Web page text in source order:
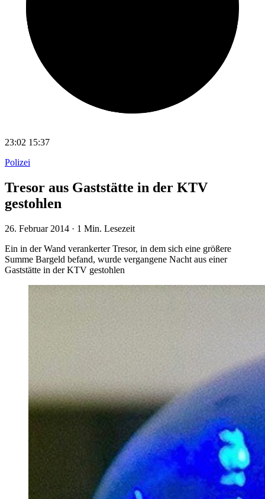
23:02 15:37
Polizei
Tresor aus Gaststätte in der KTV
gestohlen
26. Februar 2014 · 1 Min. Lesezeit
Ein in der Wand verankerter Tresor, in dem sich eine größere
Summe Bargeld befand, wurde vergangene Nacht aus einer
Gaststätte in der KTV gestohlen